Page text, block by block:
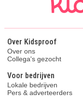
Over Kidsproof
Over ons
Collega's gezocht
Voor bedrijven
Lokale bedrijven
Pers & adverteerders